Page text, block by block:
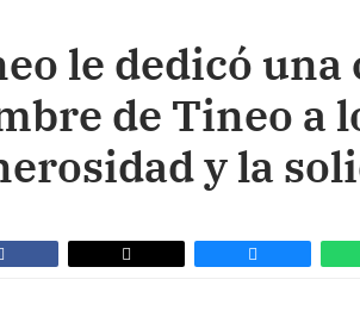
le dedicó
de Tineo a
y la